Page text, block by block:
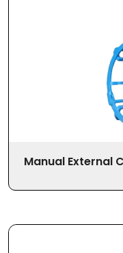
Manual External